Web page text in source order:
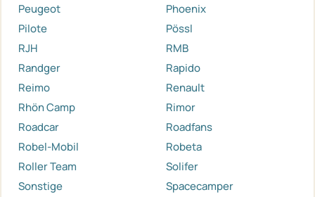
Peugeot
Phoenix
Pilote
Pössl
RJH
RMB
Randger
Rapido
Reimo
Renault
Rhön Camp
Rimor
Roadcar
Roadfans
Robel-Mobil
Robeta
Roller Team
Solifer
Sonstige
Spacecamper